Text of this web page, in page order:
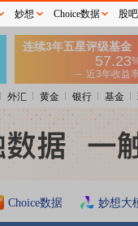
外汇 黄金 银行 基金
Choice数据 妙想大
妙想 Choice数据 股吧